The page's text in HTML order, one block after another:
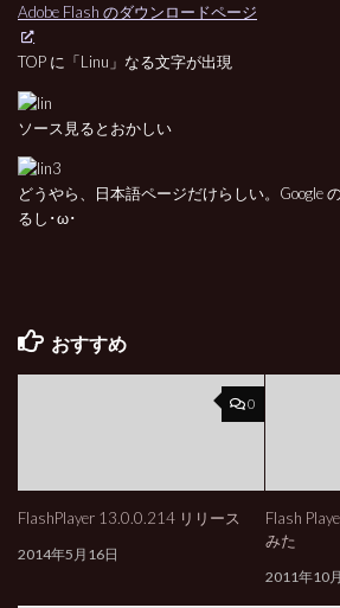
Adobe Flash のダウンロードページ
TOP に「Linu」なる文字が出現
ソース見るとおかしい
どうやら、日本語ページだけらしい。Google
るし･ω･
おすすめ
0
FlashPlayer 13.0.0.214 リリース
2014年5月16日
Flash
みた
2011年10